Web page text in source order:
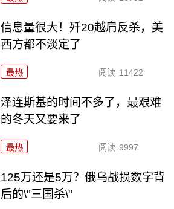
信息量很大！歼20越肩反杀，美
西方都不淡定了
最热 阅读 11422
泽连斯基的时间不多了，最艰难
的冬天又要来了
最热 阅读 9997
125万还是5万？俄乌战损数字背
后的\"三国杀\"